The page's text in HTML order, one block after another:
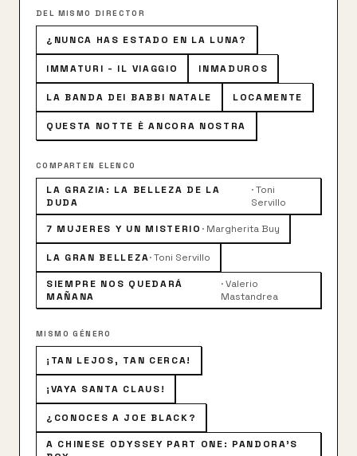
mundo sin ellos y ayudarlos a encontrar un nuevo
sentido a sus vidas.
DEL MISMO DIRECTOR
¿NUNCA HAS ESTADO EN LA LUNA?
IMMATURI - IL VIAGGIO INMADUROS
LA BANDA DEI BABBI NATALE LOCAMENTE
QUESTA NOTTE È ANCORA NOSTRA
COMPARTEN ELENCO
LA GRAZIA: LA BELLEZA DE LA
DUDA
·Toni
Servillo
7 MUJERES Y UN MISTERIO · Margherita Buy
LA GRAN BELLEZA·Toni Servillo
SIEMPRE NOS QUEDARÁ
MAÑANA
·Valerio
Mastandrea
MISMO GÉNERO
¡TAN LEJOS, TAN CERCA!
¡VAYA SANTA CLAUS!
¿CONOCES A JOE BLACK?
A CHINESE ODYSSEY PART ONE: PANDORA'S